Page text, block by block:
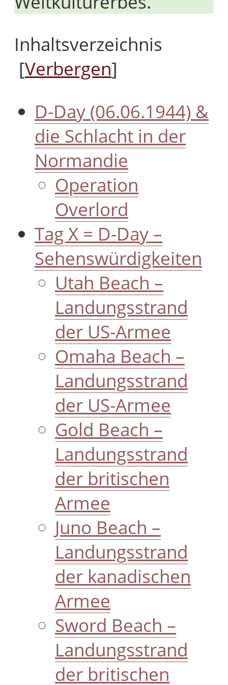
Inhaltsverzeichnis
[Verbergen]
D-Day (06.06.1944) &
die Schlacht in der
Normandie
Operation
Overlord
Tag X = D-Day –
Sehenswürdigkeiten
Utah Beach –
Landungsstrand
der US-Armee
Omaha Beach –
Landungsstrand
der US-Armee
Gold Beach –
Landungsstrand
der britischen
Armee
Juno Beach –
Landungsstrand
der kanadischen
Armee
Sword Beach –
Landungsstrand
der britischen